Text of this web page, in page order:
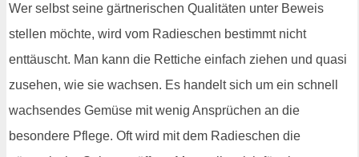
Wer selbst seine gärtnerischen Qualitäten unter Beweis
stellen möchte, wird vom Radieschen bestimmt nicht
enttäuscht. Man kann die Rettiche einfach ziehen und quasi
zusehen, wie sie wachsen. Es handelt sich um ein schnell
wachsendes Gemüse mit wenig Ansprüchen an die
besondere Pflege. Oft wird mit dem Radieschen die